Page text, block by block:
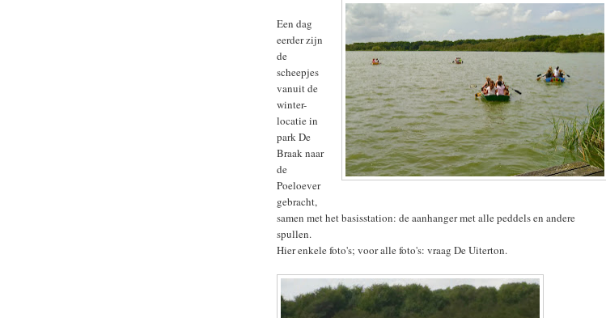
Een dag
eerder zijn
de
scheepjes
vanuit de
winter-
locatie in
park De
Braak naar
de
Poeloever
gebracht,
samen met het basisstation: de aanhanger met alle peddels en andere
spullen.
Hier enkele foto's; voor alle foto's: vraag De Uiterton.